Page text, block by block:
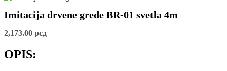
Imitacija drvene grede BR-01 svetla 4m
2,173.00 рсд
OPIS: